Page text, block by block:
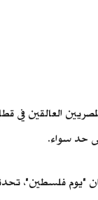
العالقين
حد سواء.
فلسطين"،